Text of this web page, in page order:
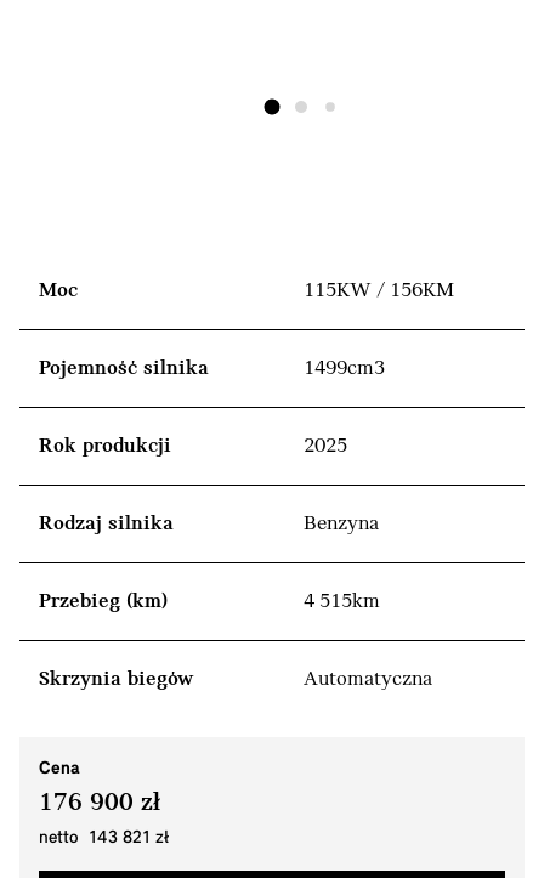
Moc 115KW / 156KM
Pojemność silnika 1499cm3
Rok produkcji 2025
Rodzaj silnika Benzyna
Przebieg (km) 4 515km
Skrzynia biegów Automatyczna
Cena
176 900 zł
netto 143 821 zł